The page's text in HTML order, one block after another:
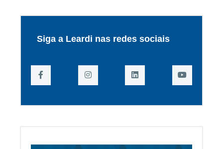
Siga a Leardi nas redes sociais